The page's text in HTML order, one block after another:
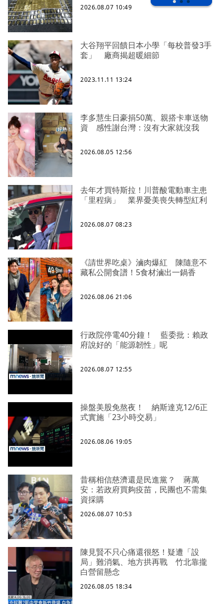
2026.08.07 10:49
大谷翔平回饋日本小學「每校普發3手
套」 廠商揭超暖細節
2023.11.11 13:24
李多慧生日豪捐50萬、親搭卡車送物
資 感性謝台灣：沒有大家就沒我
2026.08.05 12:56
去年才買特斯拉！川普酸電動車主患
「里程病」 業界憂美喪失轉型紅利
2026.08.07 08:23
《請世界吃桌》滷肉爆紅 陳隨意不
藏私公開食譜！5食材滷出一鍋香
2026.08.06 21:06
行政院停電40分鐘！ 藍委批：賴政
府說好的「能源韌性」呢
2026.08.07 12:55
操盤美股免熬夜！ 納斯達克12/6正
式實施「23小時交易」
2026.08.06 19:05
昔稱相信慈濟還是民進黨？ 蔣萬
安：若政府買夠疫苗，民團也不需集
資採購
2026.08.07 10:53
陳見賢不只心痛還很怒！疑遭「設
局」難消氣、地方拱再戰 竹北靠攏
白營留懸念
2026.08.05 18:34